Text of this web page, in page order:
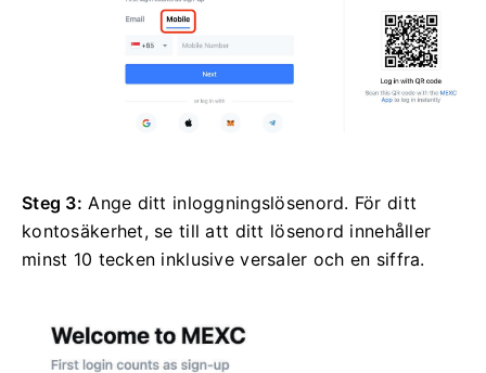
Steg 3: Ange ditt inloggningslösenord. För ditt
kontosäkerhet, se till att ditt lösenord innehåller
minst 10 tecken inklusive versaler och en siffra.